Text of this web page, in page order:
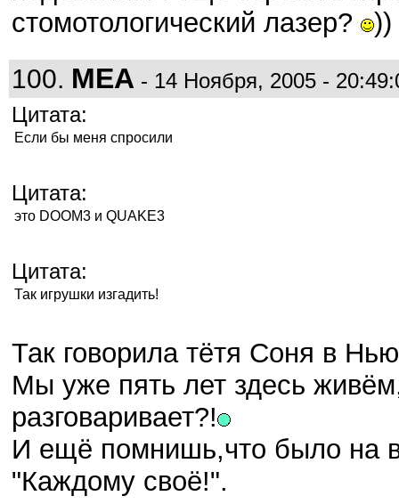
стомотологический лазер?
))
100. MEA - 14 Ноября, 2005 -
Цитата:
Если бы меня спросили
Цитата:
это DOOM3 и QUAKE3
Цитата:
Так игрушки изгадить!
Так говорила тётя Соня в
Мы уже пять лет здесь
разговаривает?!
И ещё помнишь,что было на
"Каждому своё!".